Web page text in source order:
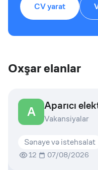
CV yarat
Oxşar elanlar
A Aparıcı
Vakansiyalar
Sənaye və istehsalat
12 07/08/2026